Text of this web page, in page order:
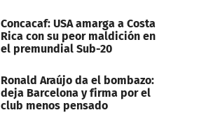
Concacaf: USA amarga a Costa
Rica con su peor maldición en
el premundial Sub-20
Ronald Araújo da el bombazo:
deja Barcelona y firma por el
club menos pensado